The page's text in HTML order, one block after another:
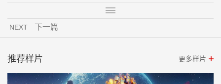
NEXT 下一篇
推荐样片 更多样片